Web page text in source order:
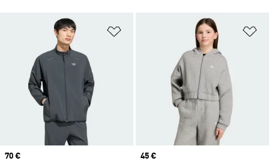
Ajouter à la Liste de produits
Prix
70 €
Prix
45 €